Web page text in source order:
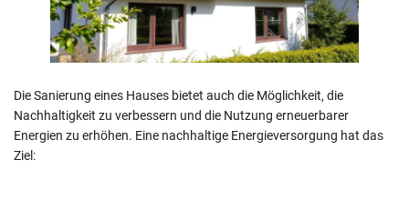
Die Sanierung eines Hauses bietet auch die Möglichkeit, die
Nachhaltigkeit zu verbessern und die Nutzung erneuerbarer
Energien zu erhöhen. Eine nachhaltige Energieversorgung hat das
Ziel: